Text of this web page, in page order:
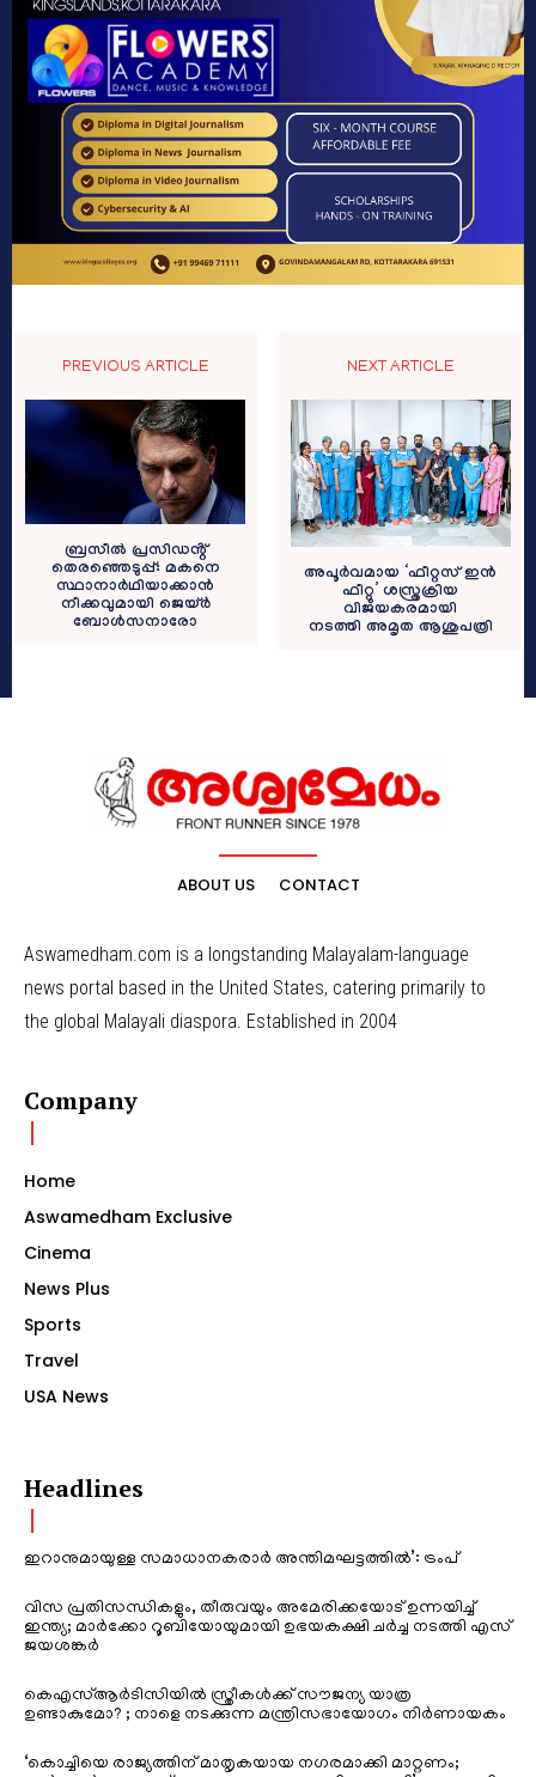
PREVIOUS ARTICLE
ബ്രസീൽ പ്രസിഡൻ്റ്
തെരഞ്ഞെടുപ്പ്: മകനെ
സ്ഥാനാർഥിയാക്കാൻ
നീക്കവുമായി ജെയ്ർ
ബോള്‍സനാരോ
NEXT ARTICLE
അപൂർവമായ ‘ഫീറ്റസ് ഇന്‍
ഫീറ്റു’ ശസ്ത്രക്രിയ
വിജയകരമായി
നടത്തി അമൃത ആശുപത്രി
ABOUT US CONTACT
Aswamedham.com is a longstanding Malayalam-language
news portal based in the United States, catering primarily to
the global Malayali diaspora. Established in 2004
Company
Home
Aswamedham Exclusive
Cinema
News Plus
Sports
Travel
USA News
Headlines
ഇറാനുമായുള്ള സമാധാനകരാർ അന്തിമഘട്ടത്തിൽ‌’: ട്രംപ്
വിസ പ്രതിസന്ധികളും, തീരുവയും അമേരിക്കയോട് ഉന്നയിച്ച്
ഇന്ത്യ; മാർക്കോ റൂബിയോയുമായി ഉഭയകക്ഷി ചർച്ച നടത്തി എസ്
ജയശങ്കർ
കെഎസ്ആർടിസിയിൽ സ്ത്രീകൾക്ക് സൗജന്യ യാത്ര
ഉണ്ടാകുമോ? ; നാളെ നടക്കുന്ന മന്ത്രിസഭായോഗം നിർണായകം
‘കൊച്ചിയെ രാജ്യത്തിന് മാതൃകയായ നഗരമാക്കി മാറ്റണം;